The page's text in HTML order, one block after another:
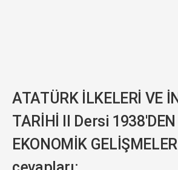
ATATÜRK İLKELERİ VE
TARİHİ II Dersi
EKONOMİK